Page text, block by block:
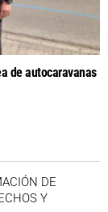
de autocaravanas
DE
Y